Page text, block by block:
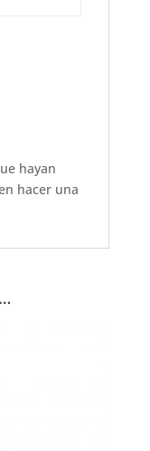
hayan
hacer una